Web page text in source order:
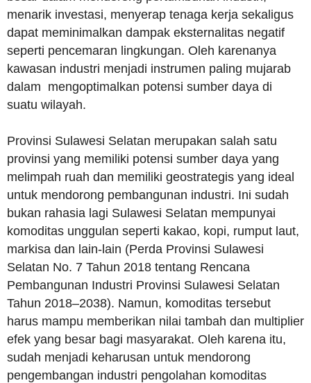
menarik investasi, menyerap tenaga kerja sekaligus
dapat meminimalkan dampak eksternalitas negatif
seperti pencemaran lingkungan. Oleh karenanya
kawasan industri menjadi instrumen paling mujarab
dalam mengoptimalkan potensi sumber daya di
suatu wilayah.
Provinsi Sulawesi Selatan merupakan salah satu
provinsi yang memiliki potensi sumber daya yang
melimpah ruah dan memiliki geostrategis yang ideal
untuk mendorong pembangunan industri. Ini sudah
bukan rahasia lagi Sulawesi Selatan mempunyai
komoditas unggulan seperti kakao, kopi, rumput laut,
markisa dan lain-lain (Perda Provinsi Sulawesi
Selatan No. 7 Tahun 2018 tentang Rencana
Pembangunan Industri Provinsi Sulawesi Selatan
Tahun 2018–2038). Namun, komoditas tersebut
harus mampu memberikan nilai tambah dan multiplier
efek yang besar bagi masyarakat. Oleh karena itu,
sudah menjadi keharusan untuk mendorong
pengembangan industri pengolahan komoditas